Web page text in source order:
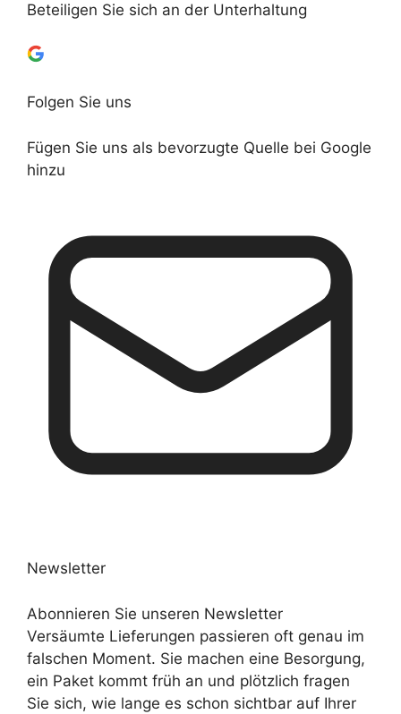
Beteiligen Sie sich an der Unterhaltung
Folgen Sie uns
Fügen Sie uns als bevorzugte Quelle bei Google
hinzu
Newsletter
Abonnieren Sie unseren Newsletter
Versäumte Lieferungen passieren oft genau im
falschen Moment. Sie machen eine Besorgung,
ein Paket kommt früh an und plötzlich fragen
Sie sich, wie lange es schon sichtbar auf Ihrer